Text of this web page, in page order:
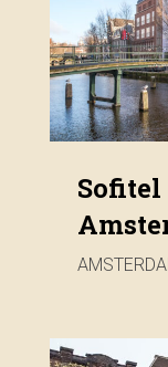
Sofitel